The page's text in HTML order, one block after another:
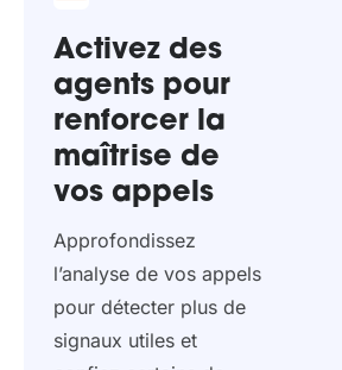
Activez des
agents pour
renforcer la
maîtrise de
vos appels
Approfondissez
l’analyse de vos appels
pour détecter plus de
signaux utiles et